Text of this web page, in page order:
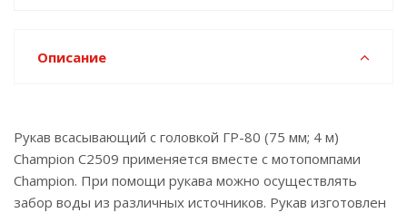
Описание
Рукав всасывающий с головкой ГР-80 (75 мм; 4 м)
Champion C2509 применяется вместе с мотопомпами
Champion. При помощи рукава можно осуществлять
забор воды из различных источников. Рукав изготовлен